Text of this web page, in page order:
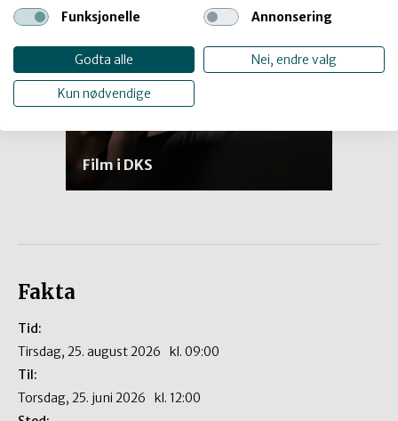
Film i DKS
Fakta
Tid:
tirsdag, 25. august 2026
kl. 09:00
Til:
torsdag, 25. juni 2026
kl. 12:00
Funksjonelle
Annonsering
Godta alle Nei, endre valg
Kun nødvendige